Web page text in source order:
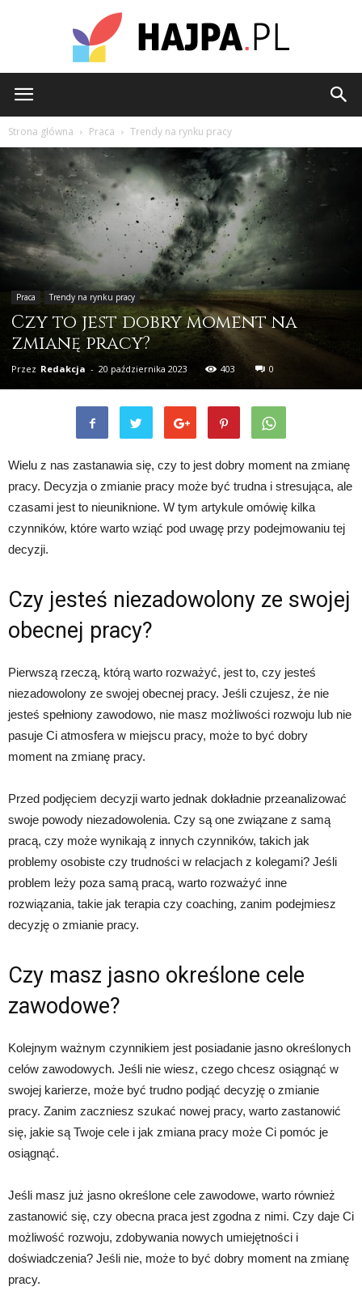
Strona główna Praca Trendy na rynku pracy
Praca Trendy na rynku pracy
Czy to jest dobry moment na
zmianę pracy?
Przez Redakcja - 20 października 2023 403 0
Wielu z nas zastanawia się, czy to jest dobry moment na zmianę
pracy. Decyzja o zmianie pracy może być trudna i stresująca, ale
czasami jest to nieuniknione. W tym artykule omówię kilka
czynników, które warto wziąć pod uwagę przy podejmowaniu tej
decyzji.
Czy jesteś niezadowolony ze swojej
obecnej pracy?
Pierwszą rzeczą, którą warto rozważyć, jest to, czy jesteś
niezadowolony ze swojej obecnej pracy. Jeśli czujesz, że nie
jesteś spełniony zawodowo, nie masz możliwości rozwoju lub nie
pasuje Ci atmosfera w miejscu pracy, może to być dobry
moment na zmianę pracy.
Przed podjęciem decyzji warto jednak dokładnie przeanalizować
swoje powody niezadowolenia. Czy są one związane z samą
pracą, czy może wynikają z innych czynników, takich jak
problemy osobiste czy trudności w relacjach z kolegami? Jeśli
problem leży poza samą pracą, warto rozważyć inne
rozwiązania, takie jak terapia czy coaching, zanim podejmiesz
decyzję o zmianie pracy.
Czy masz jasno określone cele
zawodowe?
Kolejnym ważnym czynnikiem jest posiadanie jasno określonych
celów zawodowych. Jeśli nie wiesz, czego chcesz osiągnąć w
swojej karierze, może być trudno podjąć decyzję o zmianie
pracy. Zanim zaczniesz szukać nowej pracy, warto zastanowić
się, jakie są Twoje cele i jak zmiana pracy może Ci pomóc je
osiągnąć.
Jeśli masz już jasno określone cele zawodowe, warto również
zastanowić się, czy obecna praca jest zgodna z nimi. Czy daje Ci
możliwość rozwoju, zdobywania nowych umiejętności i
doświadczenia? Jeśli nie, może to być dobry moment na zmianę
pracy.